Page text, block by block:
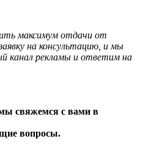
максимум отдачи от
на консультацию, и мы
канал рекламы и ответим на
свяжемся с вами в
вопросы.